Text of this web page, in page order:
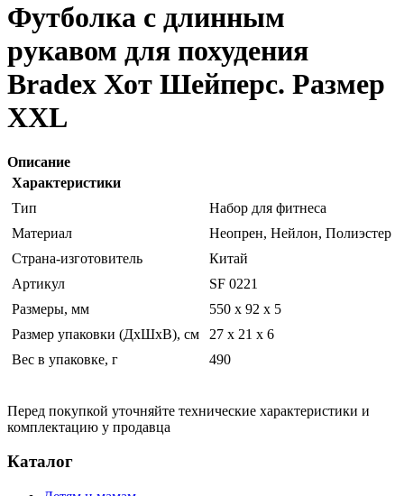
Футболка с длинным
рукавом для похудения
Bradex Хот Шейперс. Размер
XXL
Описание
Характеристики
Тип
Набор для фитнеса
Материал
Неопрен, Нейлон, Полиэстер
Страна-изготовитель
Китай
Артикул
SF 0221
Размеры, мм
550 х 92 х 5
Размер упаковки (ДхШхВ), см
27 x 21 x 6
Вес в упаковке, г
490
Перед покупкой уточняйте технические характеристики и
комплектацию у продавца
Каталог